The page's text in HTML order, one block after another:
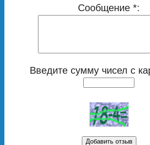
Сообщение *:
Введите сумму чисел с